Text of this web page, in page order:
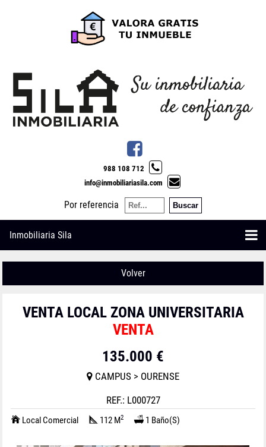
988 108 712
info@inmobiliariasila.com
Inmobiliaria Sila
Por referencia
Volver
VENTA LOCAL ZONA UNIVERSITARIA
VENTA
135.000 €
CAMPUS > OURENSE
REF.: L000727
Local Comercial 112 M2 1 Baño(s)